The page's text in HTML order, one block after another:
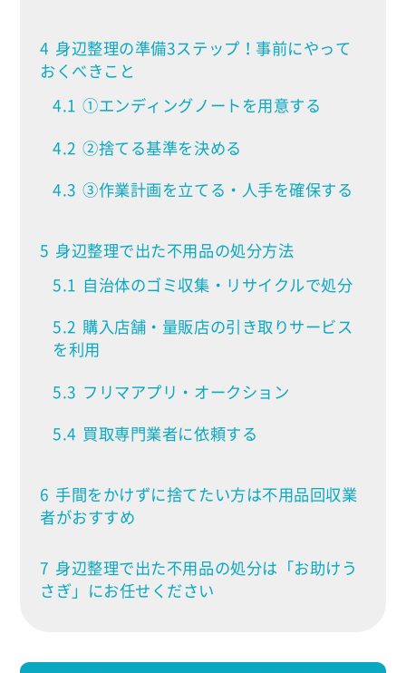
4 身辺整理の準備3ステップ！事前にやって
おくべきこと
4.1 ①エンディングノートを用意する
4.2 ②捨てる基準を決める
4.3 ③作業計画を立てる・人手を確保する
5 身辺整理で出た不用品の処分方法
5.1 自治体のゴミ収集・リサイクルで処分
5.2 購入店舗・量販店の引き取りサービス
を利用
5.3 フリマアプリ・オークション
5.4 買取専門業者に依頼する
6 手間をかけずに捨てたい方は不用品回収業
者がおすすめ
7 身辺整理で出た不用品の処分は「お助けう
さぎ」にお任せください